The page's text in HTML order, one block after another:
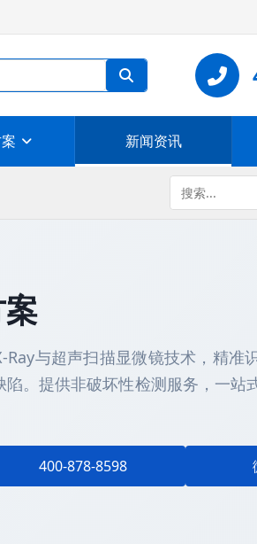
新闻资讯
与超声扫描显微镜技术，精准
。提供非破坏性检测服务，一站
400-878-8598